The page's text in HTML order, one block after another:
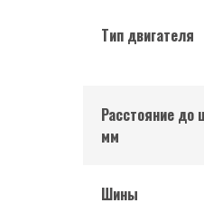
Тип двигателя
Расстояние до
мм
Шины